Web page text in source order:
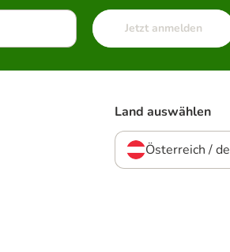
Jetzt anmelden
Land auswählen
Österreich / de